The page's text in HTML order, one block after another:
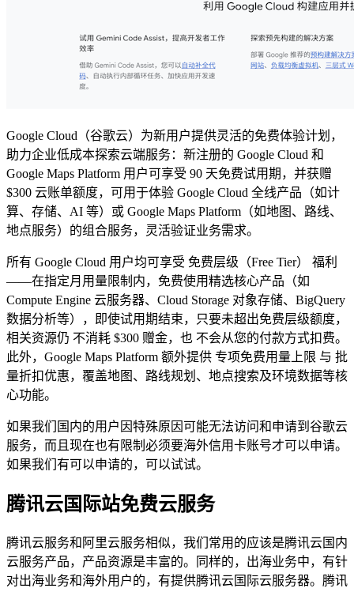
Google Cloud（谷歌云）为新用户提供灵活的免费体验计划，
助力企业低成本探索云端服务：新注册的 Google Cloud 和
Google Maps Platform 用户可享受 ​90 天免费试用期，并获赠 ​​
$300 云账单额度，可用于体验 Google Cloud 全线产品（如计
算、存储、AI 等）或 Google Maps Platform（如地图、路线、
地点服务）的组合服务，灵活验证业务需求。
所有 Google Cloud 用户均可享受 ​免费层级（Free Tier）​​ 福利
——在指定月用量限制内，​免费使用精选核心产品​（如
Compute Engine 云服务器、Cloud Storage 对象存储、BigQuery
数据分析等），即使试用期结束，只要未超出免费层级额度，
相关资源仍 ​不消耗 $300 赠金，也 ​不会从您的付款方式扣费。
此外，Google Maps Platform 额外提供 ​专项免费用量上限​ 与 ​批
量折扣优惠，覆盖地图、路线规划、地点搜索及环境数据等核
心功能。
如果我们国内的用户因特殊原因可能无法访问和申请到谷歌云
服务，而且现在也有限制必须要海外信用卡账号才可以申请。
如果我们有可以申请的，可以试试。
腾讯云国际站免费云服务
腾讯云服务和阿里云服务相似，我们常用的应该是腾讯云国内
云服务产品，产品资源是丰富的。同样的，出海业务中，有针
对出海业务和海外用户的，有提供腾讯云国际云服务器。腾讯